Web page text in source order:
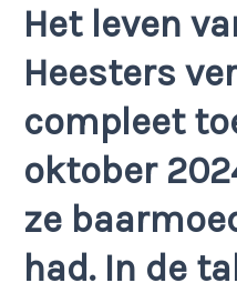
Het leven
Heesters
compleet
oktober
ze
had. In de